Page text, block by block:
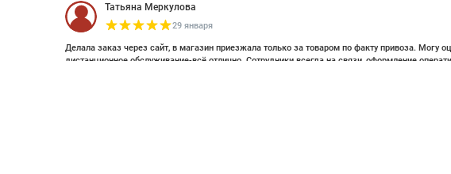
Татьяна Меркулова
29 января
Делала заказ через сайт, в магазин приезжала только за товаром по факту привоза. Могу
дистанционное обслуживание-всё отлично. Сотрудники всегда на связи, оформление